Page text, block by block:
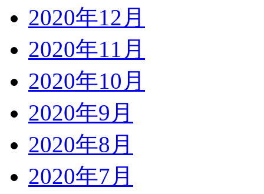
2020年12月
2020年11月
2020年10月
2020年9月
2020年8月
2020年7月